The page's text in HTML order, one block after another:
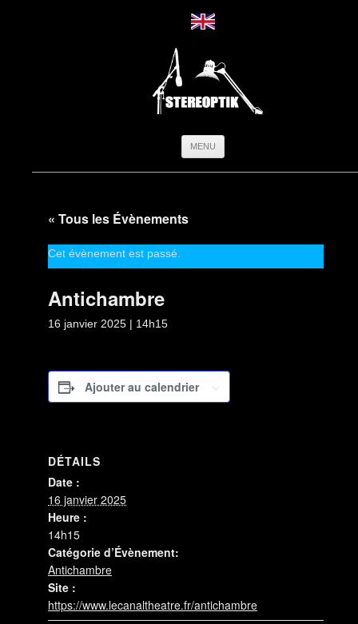
MENU
« Tous les Évènements
Cet évènement est passé.
Antichambre
16 janvier 2025 | 14h15
Ajouter au calendrier
DÉTAILS
Date :
16 janvier 2025
Heure :
14h15
Catégorie d’Évènement:
Antichambre
Site :
https://www.lecanaltheatre.fr/antichambre